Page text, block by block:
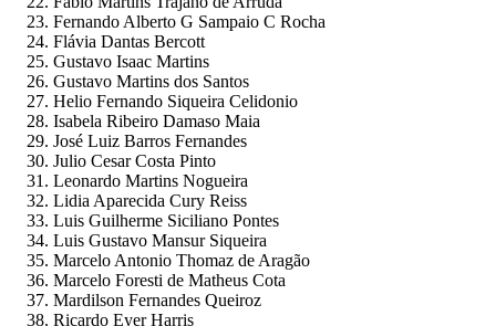
Fernando Alberto G Sampaio C Rocha
Flávia Dantas Bercott
Gustavo Isaac Martins
Gustavo Martins dos Santos
Helio Fernando Siqueira Celidonio
Isabela Ribeiro Damaso Maia
José Luiz Barros Fernandes
Julio Cesar Costa Pinto
Leonardo Martins Nogueira
Lidia Aparecida Cury Reiss
Luis Guilherme Siciliano Pontes
Luis Gustavo Mansur Siqueira
Marcelo Antonio Thomaz de Aragão
Marcelo Foresti de Matheus Cota
Mardilson Fernandes Queiroz
Ricardo Eyer Harris